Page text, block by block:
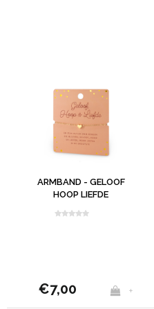
ARMBAND - GELOOF
HOOP LIEFDE
€7,00 +